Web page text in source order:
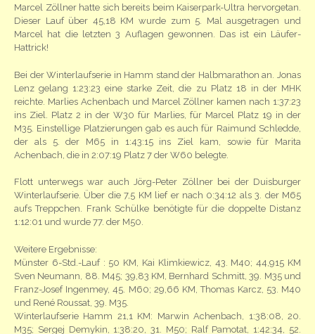
Marcel Zöllner hatte sich bereits beim Kaiserpark-Ultra hervorgetan.
Dieser Lauf über 45,18 KM wurde zum 5. Mal ausgetragen und
Marcel hat die letzten 3 Auflagen gewonnen. Das ist ein Läufer-
Hattrick!
Bei der Winterlaufserie in Hamm stand der Halbmarathon an. Jonas
Lenz gelang 1:23:23 eine starke Zeit, die zu Platz 18 in der MHK
reichte. Marlies Achenbach und Marcel Zöllner kamen nach 1:37:23
ins Ziel. Platz 2 in der W30 für Marlies, für Marcel Platz 19 in der
M35. Einstellige Platzierungen gab es auch für Raimund Schledde,
der als 5. der M65 in 1:43:15 ins Ziel kam, sowie für Marita
Achenbach, die in 2:07:19 Platz 7 der W60 belegte.
Flott unterwegs war auch Jörg-Peter Zöllner bei der Duisburger
Winterlaufserie. Über die 7,5 KM lief er nach 0:34:12 als 3. der M65
aufs Treppchen. Frank Schülke benötigte für die doppelte Distanz
1:12:01 und wurde 77. der M50.
Weitere Ergebnisse:
Münster 6-Std.-Lauf : 50 KM, Kai Klimkiewicz, 43. M40; 44,915 KM
Sven Neumann, 88. M45; 39,83 KM, Bernhard Schmitt, 39. M35 und
Franz-Josef Ingenmey, 45. M60; 29,66 KM, Thomas Karcz, 53. M40
und René Roussat, 39. M35.
Winterlaufserie Hamm 21,1 KM: Marwin Achenbach, 1:38:08, 20.
M35; Sergej Demykin, 1:38:20, 31. M50; Ralf Pamotat, 1:42:34, 52.